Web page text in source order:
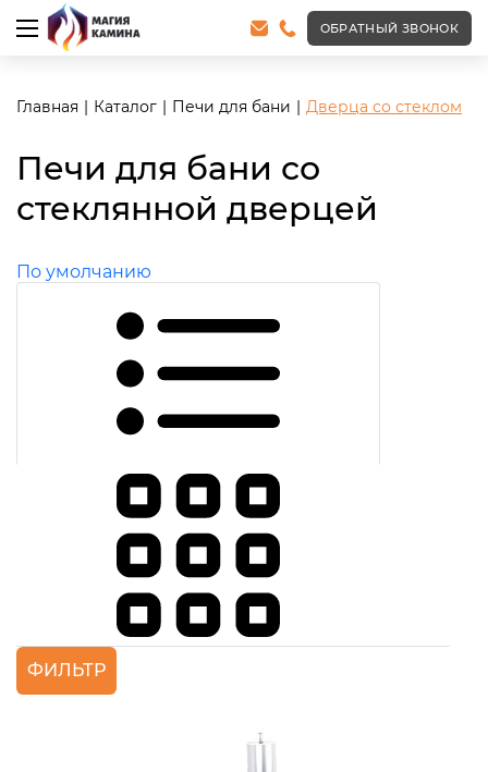
ОБРАТНЫЙ ЗВОНОК
Главная Каталог Печи для бани Дверца со стеклом
Печи для бани со
стеклянной дверцей
По умолчанию
ФИЛЬТР